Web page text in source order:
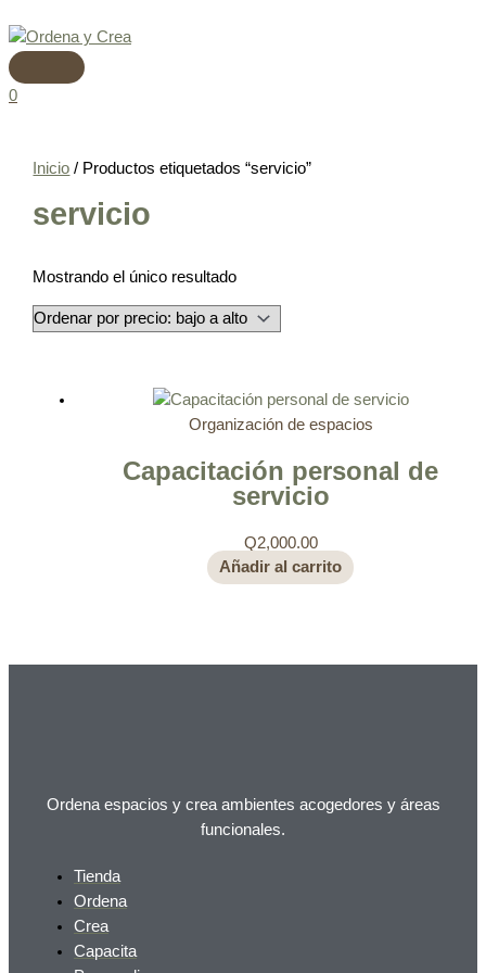
al
contenido
0
Inicio / Productos etiquetados “servicio”
servicio
Mostrando el único resultado
Organización de espacios
Capacitación personal de
servicio
Q2,000.00
Añadir al carrito
Ordena espacios y crea ambientes acogedores y áreas
funcionales.
Tienda
Ordena
Crea
Capacita